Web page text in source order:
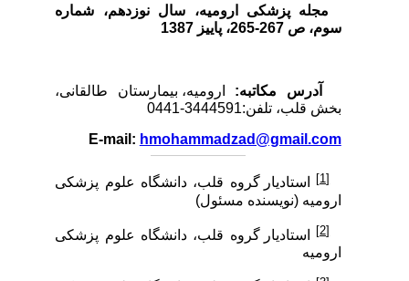
مجله پزشکی ارومیه، سال نوزدهم، شماره‌
سوم، ص 267-265، پاییز 1387
آدرس مکاتبه:ارومیه، بیمارستان طالقانی،
بخش قلب، تلفن:3444591-0441
E-mail:hmohammadzad@gmail.com
استادیار گروه قلب، دانشگاه علوم پزشکی
ارومیه (نویسنده مسئول)
استادیار گروه قلب، دانشگاه علوم پزشکی
ارومیه